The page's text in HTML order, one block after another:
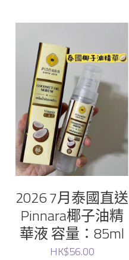
2026 7月泰國直送
Pinnara椰子油精
華液 容量：85ml
HK$56.00